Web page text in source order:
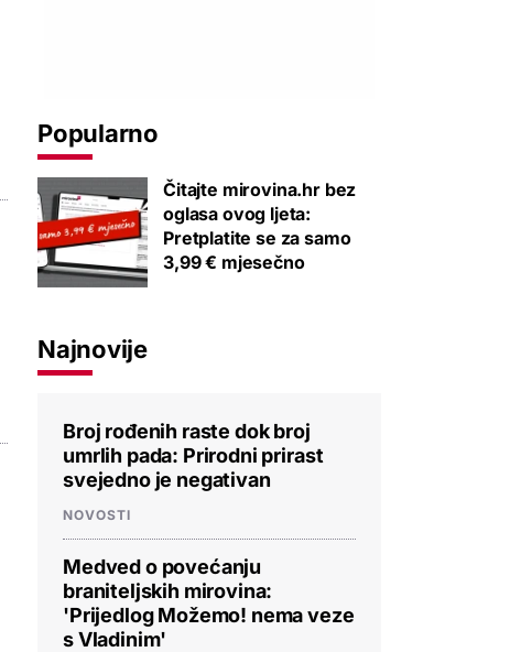
Popularno
Čitajte mirovina.hr bez
oglasa ovog ljeta:
Pretplatite se za samo
3,99 € mjesečno
Najnovije
Broj rođenih raste dok broj
umrlih pada: Prirodni prirast
svejedno je negativan
NOVOSTI
Medved o povećanju
braniteljskih mirovina:
'Prijedlog Možemo! nema veze
s Vladinim'